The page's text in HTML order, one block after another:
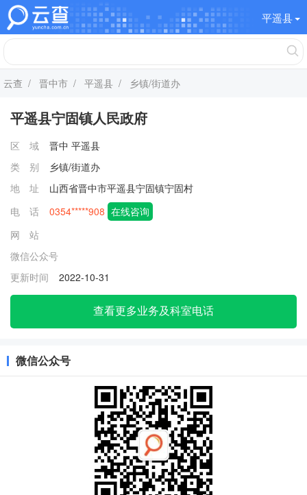
平遥县
云查 / 晋中市 / 平遥县 / 乡镇/街道办
平遥县宁固镇人民政府
区 域 晋中 平遥县
类 别
乡镇/街道办
地 址
山西省晋中市平遥县宁固镇宁固村
电 话
0354*****908 在线咨询
网 站
微信公众号
更新时间
2022-10-31
查看更多业务及科室电话
微信公众号